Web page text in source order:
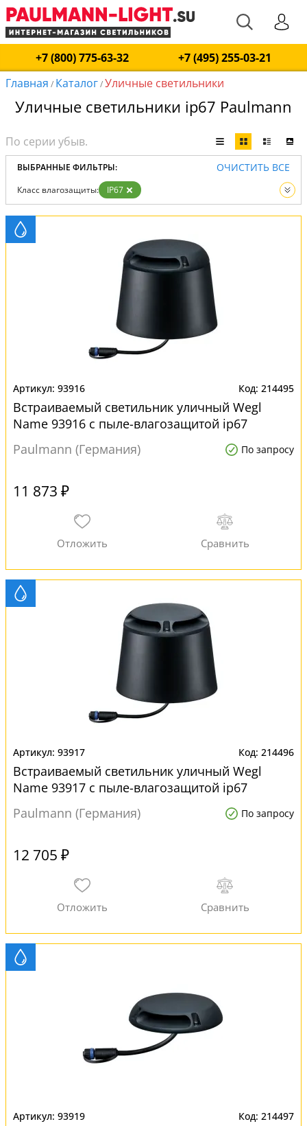
+7 (800) 775-63-32
+7 (495) 255-03-21
Главная / Каталог/Уличные светильники
Уличные светильники ip67 Paulmann
ВЫБРАННЫЕ ФИЛЬТРЫ: ОЧИСТИТЬ ВСЕ
Класс влагозащиты:
IP67
Вид:
Уличные светильники
93916 214495
Встраиваемый светильник уличный Wegl
Name 93916 с пыле-влагозащитой ip67
Paulmann (Германия)
По запросу
11 873 ₽
93917 214496
Встраиваемый светильник уличный Wegl
Name 93917 с пыле-влагозащитой ip67
Paulmann (Германия)
По запросу
12 705 ₽
93919 214497